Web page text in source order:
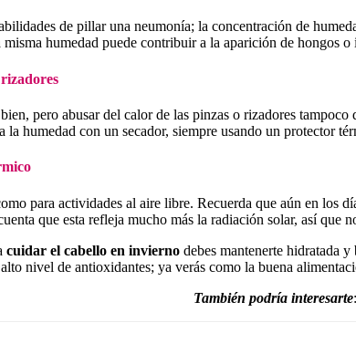
de pillar una neumonía; la concentración de
humedad puede contribuir a la aparición de hongos
pero abusar del calor de las pinzas o rizadores
humedad con un secador, siempre usando un protector
para actividades al aire libre. Recuerda que aún en los
que esta refleja mucho más la radiación solar, así que
cuidar el cabello en invierno debes mantenerte hidratada
nivel de antioxidantes; ya verás como la buena
También podría interesarte: